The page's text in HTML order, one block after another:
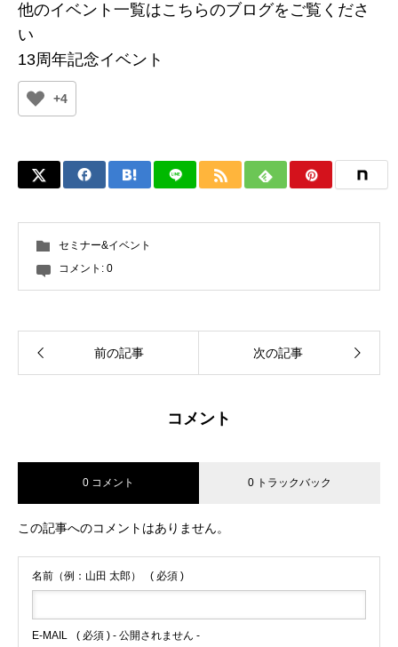
他のイベント一覧はこちらのブログをご覧くださ
い
13周年記念イベント
+4
セミナー&イベント
コメント: 0
前の記事 次の記事
コメント
0 コメント 0 トラックバック
この記事へのコメントはありません。
名前（例：山田 太郎） ( 必須 )
E-MAIL ( 必須 ) - 公開されません -